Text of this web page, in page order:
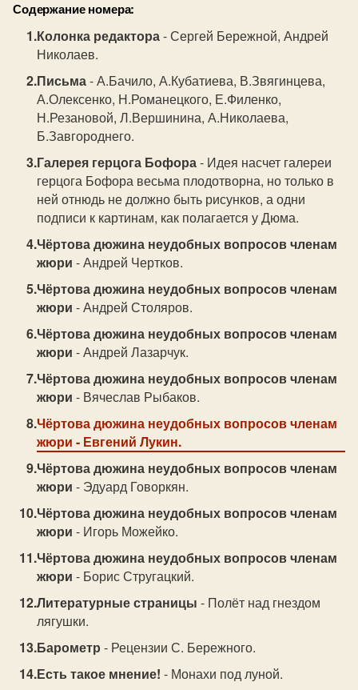
Содержание номера:
Колонка редактора- Сергей Бережной, Андрей
Николаев.
Письма- А.Бачило, А.Кубатиева, В.Звягинцева,
А.Олексенко, Н.Романецкого, Е.Филенко,
Н.Резановой, Л.Вершинина, А.Николаева,
Б.Завгороднего.
Галерея герцога Бофора- Идея насчет галереи
герцога Бофора весьма плодотворна, но только в
ней отнюдь не должно быть рисунков, а одни
подписи к картинам, как полагается у Дюма.
Чёртова дюжина неудобных вопросов членам
жюри - Андрей Чертков.
Чёртова дюжина неудобных вопросов членам
жюри - Андрей Столяров.
Чёртова дюжина неудобных вопросов членам
жюри - Андрей Лазарчук.
Чёртова дюжина неудобных вопросов членам
жюри - Вячеслав Рыбаков.
Чёртова дюжина неудобных вопросов членам
жюри - Евгений Лукин.
Чёртова дюжина неудобных вопросов членам
жюри - Эдуард Говоркян.
Чёртова дюжина неудобных вопросов членам
жюри - Игорь Можейко.
Чёртова дюжина неудобных вопросов членам
жюри - Борис Стругацкий.
Литературные страницы - Полёт над гнездом
лягушки.
Барометр - Рецензии С. Бережного.
Есть такое мнение! - Монахи под луной.